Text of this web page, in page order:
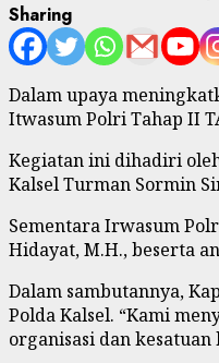
Sharing
Dalam upaya
Itwasum Polri Tahap II
Kegiatan ini dihadiri
Kalsel Turman Sormin
Sementara Irwasum
Hidayat, M.H., beserta
Dalam sambutannya,
Polda Kalsel. “Kami
organisasi dan